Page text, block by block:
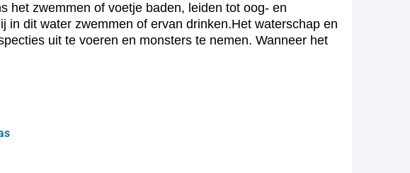
het zwemmen of voetje baden, leiden tot oog- en
dit water zwemmen of ervan drinken.Het waterschap en
uit te voeren en monsters te nemen. Wanneer het